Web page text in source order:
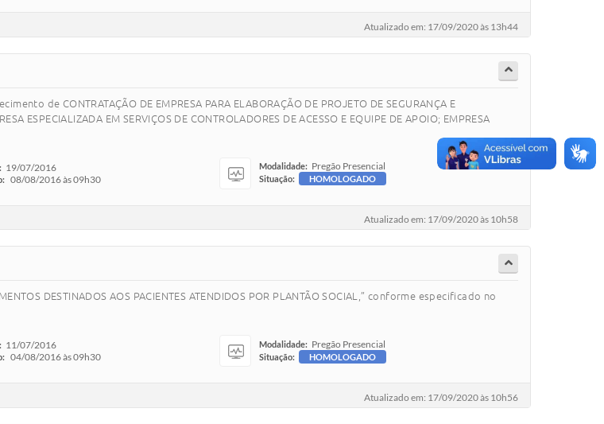
Atualizado em: 17/09/2020 às 13h44
de CONTRATAÇÃO DE EMPRESA PARA ELABORAÇÃO DE PROJETO DE SEGURANÇA E
ESPECIALIZADA EM SERVIÇOS DE CONTROLADORES DE ACESSO E EQUIPE DE APOIO; EMPRESA
19/07/2016
08/08/2016 às 09h30
Modalidade: Pregão Presencial
Situação: HOMOLOGADO
Atualizado em: 17/09/2020 às 10h58
DESTINADOS AOS PACIENTES ATENDIDOS POR PLANTÃO SOCIAL,” conforme especificado no
11/07/2016
04/08/2016 às 09h30
Modalidade: Pregão Presencial
Situação: HOMOLOGADO
Atualizado em: 17/09/2020 às 10h56